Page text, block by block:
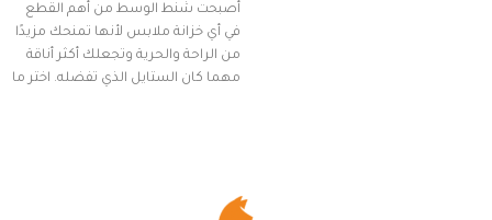
أصبحت شنط الوسط من أهم القطع
في أي خزانة ملابس لأنها تمنحك مزيدًا
من الراحة والحرية وتجعلك أكثر أناقة
مهما كان الستايل الذي تفضله. اختر ما